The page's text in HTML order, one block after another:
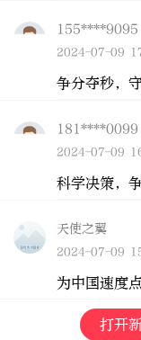
155****9095
2024-07-09
争分夺秒，
181****0099
2024-07-09
科学决策，
天使之翼
2024-07-09
为中国速度
打开